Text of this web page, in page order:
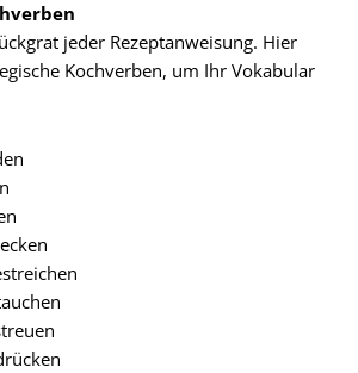
jeder Rezeptanweisung. Hier
Kochverben, um Ihr Vokabular